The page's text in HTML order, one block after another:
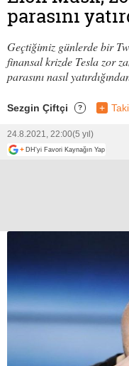
parasını
Geçtiğimiz günlerde bir
finansal krizde Tesla zor
parasını nasıl
Sezgin Çiftçi ? +
24.8.2021, 22:00(5 yıl)
+ DH'yi Favori Kaynağın Yap